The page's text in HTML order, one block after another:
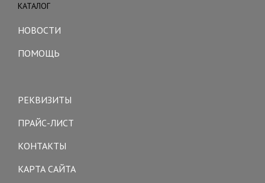
КАТАЛОГ
НОВОСТИ
ПОМОЩЬ
РЕКВИЗИТЫ
ПРАЙС-ЛИСТ
КОНТАКТЫ
КАРТА САЙТА